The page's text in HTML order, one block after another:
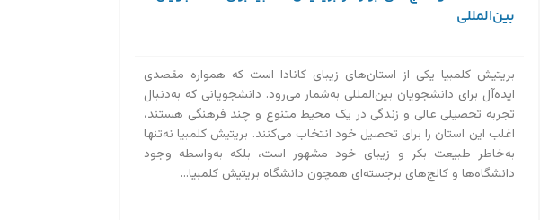
بین‌المللی
بریتیش کلمبیا یکی از استان‌های زیبای کانادا است که همواره مقصدی
ایده‌آل برای دانشجویان بین‌المللی به‌‌شمار می‌رود. دانشجویانی که به‌دنبال
تجربه تحصیلی عالی و زندگی در یک محیط متنوع و چند فرهنگی هستند،
اغلب این استان را برای تحصیل خود انتخاب می‌کنند. بریتیش کلمبیا نه‌تنها
به‌خاطر طبیعت بکر و زیبای خود مشهور است، بلکه به‌واسطه وجود
دانشگاه‌ها و کالج‌های برجسته‌ای همچون دانشگاه بریتیش کلمبیا...